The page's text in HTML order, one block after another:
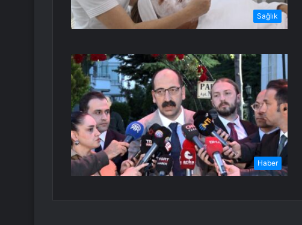
Sağlık
Haber